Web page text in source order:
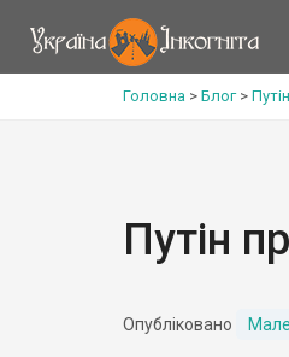
Головна > Блог>
Путін
Опубліковано